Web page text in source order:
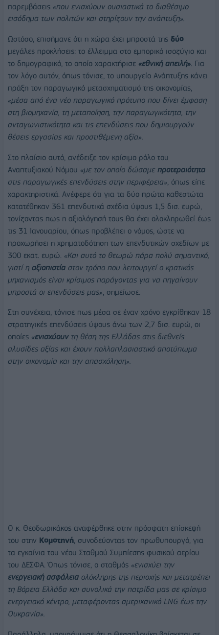
παρεμβάσεις «που ενισχύουν ουσιαστικά το διαθέσιμο
εισόδημα των πολιτών και στηρίζουν την ανάπτυξη».
Ωστόσο, επισήμανε ότι η χώρα έχει μπροστά της δύο
μεγάλες προκλήσεις: το έλλειμμα στο εμπορικό ισοζύγιο και
το δημογραφικό, το οποίο χαρακτήρισε «εθνική απειλή». Για
τον λόγο αυτόν, όπως τόνισε, το υπουργείο Ανάπτυξης κάνει
πράξη τον παραγωγικό μετασχηματισμό της οικονομίας,
«μέσα από ένα νέο παραγωγικό πρότυπο που δίνει έμφαση
στη βιομηχανία, τη μεταποίηση, την παραγωγικότητα, την
ανταγωνιστικότητα και τις επενδύσεις που δημιουργούν
θέσεις εργασίας και προστιθέμενη αξία».
Στο πλαίσιο αυτό, ανέδειξε τον κρίσιμο ρόλο του
Αναπτυξιακού Νόμου «με τον οποίο δώσαμε προτεραιότητα
στις παραγωγικές επενδύσεις στην περιφέρεια» , όπως είπε
χαρακτηριστικά. Ανέφερε ότι για τα δύο πρώτα καθεστώτα
κατατέθηκαν 361 επενδυτικά σχέδια ύψους 1,5 δισ. ευρώ,
τονίζοντας πως η αξιολόγησή τους θα έχει ολοκληρωθεί έως
τις 31 Ιανουαρίου, όπως προβλέπει ο νόμος, ώστε να
προχωρήσει η χρηματοδότηση των επενδυτικών σχεδίων με
300 εκατ. ευρώ. «Και αυτό το θεωρώ πάρα πολύ σημαντικό,
γιατί η αξιοπιστία στον τρόπο που λειτουργεί ο κρατικός
μηχανισμός είναι κρίσιμος παράγοντας για να πηγαίνουν
μπροστά οι επενδύσεις μας» , σημείωσε.
Στη συνέχεια, τόνισε πως μέσα σε έναν χρόνο εγκρίθηκαν 18
στρατηγικές επενδύσεις ύψους άνω των 2,7 δισ. ευρώ, οι
οποίες «ενισχύουντη θέση της Ελλάδας στις διεθνείς
αλυσίδες αξίας και έχουν πολλαπλασιαστικό αποτύπωμα
στην οικονομία και την απασχόληση».
Ο κ. Θεοδωρικάκος αναφέρθηκε στην πρόσφατη επίσκεψή
του στην Κομοτηνή, συνοδεύοντας τον πρωθυπουργό, για
τα εγκαίνια του νέου Σταθμού Συμπίεσης φυσικού αερίου
του ΔΕΣΦΑ. Όπως τόνισε, ο σταθμός «ενισχύει την
ενεργειακή ασφάλεια ολόκληρης της περιοχής και μετατρέπει
τη Βόρεια Ελλάδα και συνολικά την πατρίδα μας σε κρίσιμο
ενεργειακό κέντρο, μεταφέροντας αμερικανικό LNG έως την
Ουκρανία».